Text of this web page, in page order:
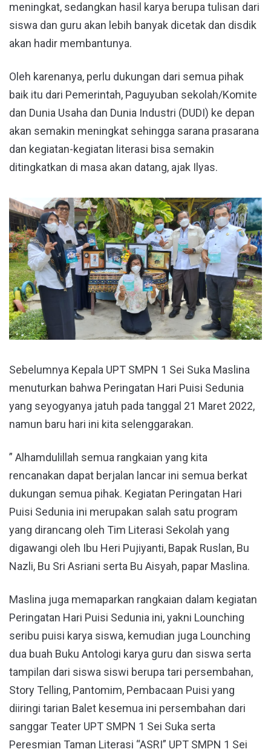
meningkat, sedangkan hasil karya berupa tulisan dari
siswa dan guru akan lebih banyak dicetak dan disdik
akan hadir membantunya.
Oleh karenanya, perlu dukungan dari semua pihak
baik itu dari Pemerintah, Paguyuban sekolah/Komite
dan Dunia Usaha dan Dunia Industri (DUDI) ke depan
akan semakin meningkat sehingga sarana prasarana
dan kegiatan-kegiatan literasi bisa semakin
ditingkatkan di masa akan datang, ajak Ilyas.
Sebelumnya Kepala UPT SMPN 1 Sei Suka Maslina
menuturkan bahwa Peringatan Hari Puisi Sedunia
yang seyogyanya jatuh pada tanggal 21 Maret 2022,
namun baru hari ini kita selenggarakan.
” Alhamdulillah semua rangkaian yang kita
rencanakan dapat berjalan lancar ini semua berkat
dukungan semua pihak. Kegiatan Peringatan Hari
Puisi Sedunia ini merupakan salah satu program
yang dirancang oleh Tim Literasi Sekolah yang
digawangi oleh Ibu Heri Pujiyanti, Bapak Ruslan, Bu
Nazli, Bu Sri Asriani serta Bu Aisyah, papar Maslina.
Maslina juga memaparkan rangkaian dalam kegiatan
Peringatan Hari Puisi Sedunia ini, yakni Lounching
seribu puisi karya siswa, kemudian juga Lounching
dua buah Buku Antologi karya guru dan siswa serta
tampilan dari siswa siswi berupa tari persembahan,
Story Telling, Pantomim, Pembacaan Puisi yang
diiringi tarian Balet kesemua ini persembahan dari
sanggar Teater UPT SMPN 1 Sei Suka serta
Peresmian Taman Literasi “ASRI” UPT SMPN 1 Sei